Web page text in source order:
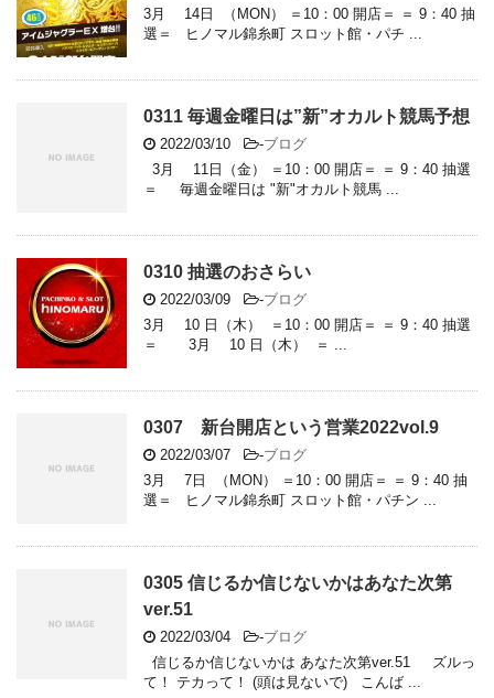
3月 14日 （MON） ＝10：00 開店＝ ＝ 9：40 抽
選＝ ヒノマル錦糸町 スロット館・パチ ...
0311 毎週金曜日は”新”オカルト競馬予想
2022/03/10 -ブログ
3月 11日（金） ＝10：00 開店＝ ＝ 9：40 抽選
＝ 毎週金曜日は "新"オカルト競馬 ...
0310 抽選のおさらい
2022/03/09 -ブログ
3月 10 日（木） ＝10：00 開店＝ ＝ 9：40 抽選
＝ 3月 10 日（木） ＝ ...
0307 新台開店という営業2022vol.9
2022/03/07 -ブログ
3月 7日 （MON） ＝10：00 開店＝ ＝ 9：40 抽
選＝ ヒノマル錦糸町 スロット館・パチン ...
0305 信じるか信じないかはあなた次第
ver.51
2022/03/04 -ブログ
信じるか信じないかは あなた次第ver.51 ズルっ
て！ テカって！ (頭は見ないで) こんば ...